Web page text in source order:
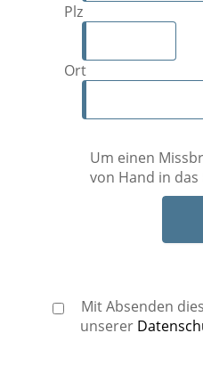
Plz
Ort
Um einen
von Hand in das
Mit Absenden
unserer